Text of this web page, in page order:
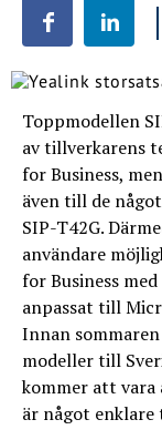
Toppmodellen
av tillverkarens
for Business,
även till de
SIP-T42G.
användare
for Business
anpassat till
Innan
modeller till
kommer att vara
är något